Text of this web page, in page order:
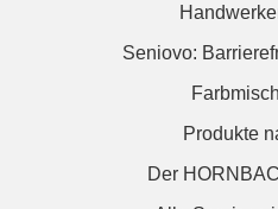
Seniovo:
Produkte
Der